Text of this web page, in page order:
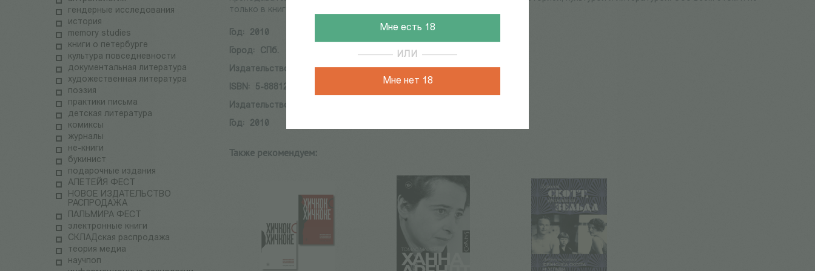
Мне есть 18
ИЛИ
Мне нет 18
гендерные исследования
история
memory studies
книги о петербурге
культура повседневности
документальная литература
художественная литература
поэзия
практики письма
детская литература
комиксы
журналы
не-книги
букинист
подарочные издания
АЛЕТЕЙЯ ФЕСТ
НОВОЕ ИЗДАТЕЛЬСТВО
РАСПРОДАЖА
ПАЛЬМИРА ФЕСТ
электронные книги
СКЛАДская распродажа
теория медиа
научпоп
только в книге А. Т. Твардовский. Pro et contra
Год:
2010
Город:
СПб.
Издательство:
Издательство РХГИ
ISBN:
5-88812-307-2
Издательство:
Год:
2010
Также рекомендуем: